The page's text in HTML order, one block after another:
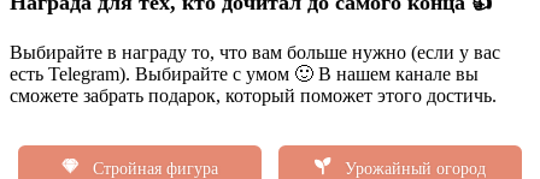
Выбирайте в награду то, что вам больше нужно (если у вас
есть Telegram). Выбирайте с умом 🙂 В нашем канале вы
сможете забрать подарок, который поможет этого достичь.
Стройная фигура Урожайный огород